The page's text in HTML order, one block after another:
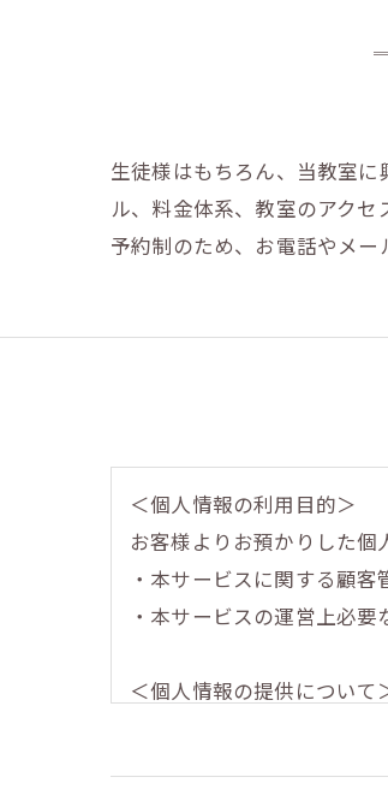
生徒様はもちろん、当教室
ル、料金体系、教室のアク
予約制のため、お電話やメー
＜個人情報の利用目的＞
お客様よりお預かりした個
・本サービスに関する顧客
・本サービスの運営上必要
＜個人情報の提供について